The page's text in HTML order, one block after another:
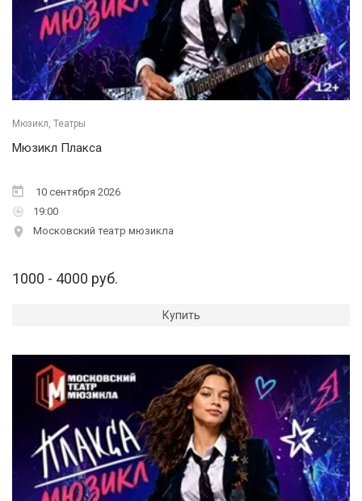
Мюзикл, Театры
Мюзикл Плакса
10 сентября 2026
19:00
Московский театр мюзикла
1000 - 4000 руб.
Купить